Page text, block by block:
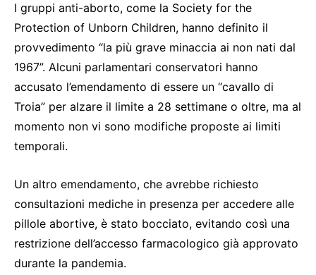
I gruppi anti-aborto, come la Society for the
Protection of Unborn Children, hanno definito il
provvedimento “la più grave minaccia ai non nati dal
1967”. Alcuni parlamentari conservatori hanno
accusato l’emendamento di essere un “cavallo di
Troia” per alzare il limite a 28 settimane o oltre, ma al
momento non vi sono modifiche proposte ai limiti
temporali.
Un altro emendamento, che avrebbe richiesto
consultazioni mediche in presenza per accedere alle
pillole abortive, è stato bocciato, evitando così una
restrizione dell’accesso farmacologico già approvato
durante la pandemia.